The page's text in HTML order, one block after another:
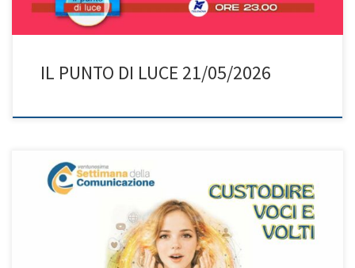
IL PUNTO DI LUCE 21/05/2026
“Custodire Voci e Volti” è il tema della 60ª Giornata Mondiale
delle Comunicazioni Sociali (17 maggio). In un mondo dominato
dalla comunicazione digitale e dall’intelligenza artificiale, quanto
è importante non perdere l’umano? Don Roberto e Adriana ci